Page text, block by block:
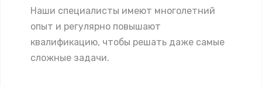
Наши специалисты имеют многолетний
опыт и регулярно повышают
квалификацию, чтобы решать даже самые
сложные задачи.